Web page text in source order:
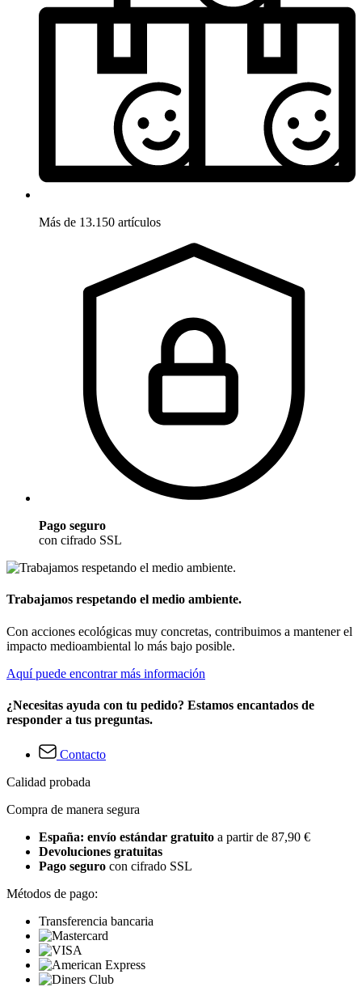
Más de 13.150 artículos
Pago seguro
con cifrado SSL
Trabajamos respetando el medio ambiente.
Con acciones ecológicas muy concretas, contribuimos a mantener el
impacto medioambiental lo más bajo posible.
Aquí puede encontrar más información
¿Necesitas ayuda con tu pedido? Estamos encantados de
responder a tus preguntas.
Contacto
Calidad probada
Compra de manera segura
España: envío estándar gratuito a partir de 87,90 €
Devoluciones gratuitas
Pago seguro con cifrado SSL
Métodos de pago:
Transferencia bancaria